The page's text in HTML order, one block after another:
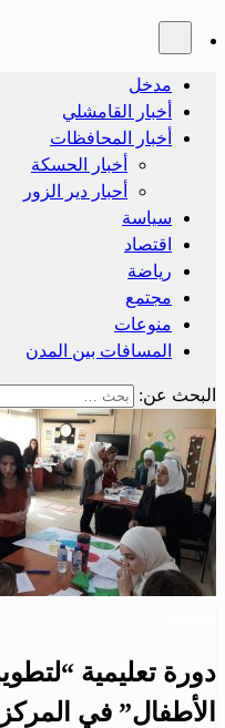
مدخل
أخبار القامشلي
أخبار المحافظات
أخبار الحسكة
أحبار دير الزور
سياسة
اقتصاد
رياضة
مجتمع
منوعات
المسافات بين المدن
البحث عن:
دورة تعليمية
الأطفال” في